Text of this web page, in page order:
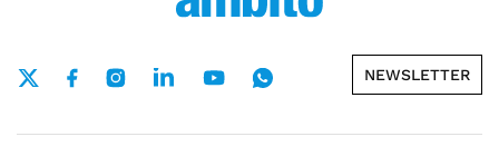
NEWSLETTER